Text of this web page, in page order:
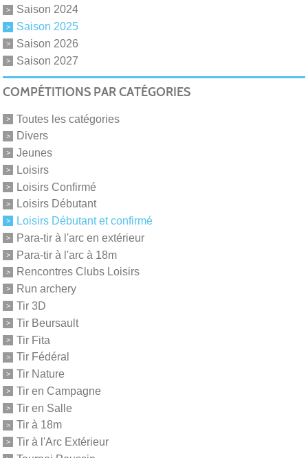
Saison 2024
Saison 2025
Saison 2026
Saison 2027
COMPÉTITIONS PAR CATÉGORIES
Toutes les catégories
Divers
Jeunes
Loisirs
Loisirs Confirmé
Loisirs Débutant
Loisirs Débutant et confirmé
Para-tir à l'arc en extérieur
Para-tir à l'arc à 18m
Rencontres Clubs Loisirs
Run archery
Tir 3D
Tir Beursault
Tir Fita
Tir Fédéral
Tir Nature
Tir en Campagne
Tir en Salle
Tir à 18m
Tir à l'Arc Extérieur